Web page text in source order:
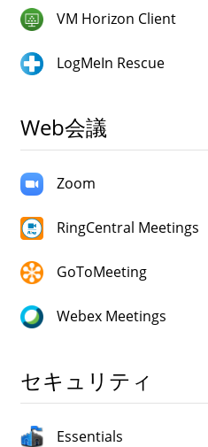
VM Horizon Client
LogMeIn Rescue
Web会議
Zoom
RingCentral Meetings
GoToMeeting
Webex Meetings
セキュリティ
Essentials